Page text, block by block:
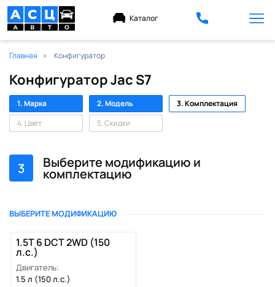
Каталог
Главная Конфигуратор
Конфигуратор Jac S7
1. Марка 2. Модель
3. Комплектация
4. Цвет
5. Скидки
3 Выберите модификацию и
комплектацию
ВЫБЕРИТЕ МОДИФИКАЦИЮ
1.5T 6 DCT 2WD (150
л.с.)
Двигатель:
1.5 л (150 л.с.)